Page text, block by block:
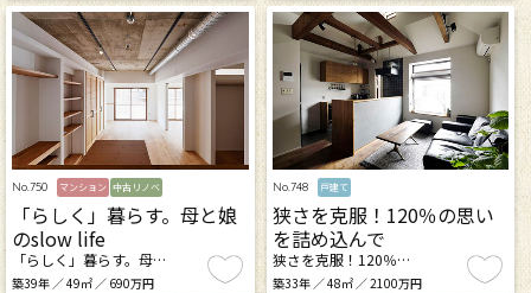
No.750 マンション 中古リノベ
「らしく」暮らす。母と娘
のslow life
「らしく」暮らす。母…
築39年 ／ 49㎡ ／ 690万円
No.748 戸建て
狭さを克服！120％の思い
を詰め込んで
狭さを克服！120％…
築33年 ／ 48㎡ ／ 2100万円